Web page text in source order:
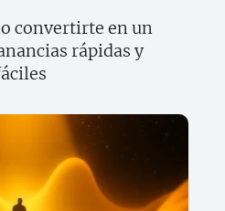
convertirte en un
rápidas y